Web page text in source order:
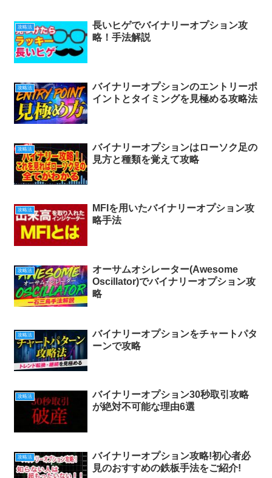
攻略法
長いヒゲでバイナリーオプション攻
略！手法解説
攻略法
バイナリーオプションのエントリーポ
イントとタイミングを見極める攻略法
攻略法
バイナリーオプションはローソク足の
見方と種類を覚えて攻略
攻略法
MFIを用いたバイナリーオプション攻
略手法
攻略法
オーサムオシレーター(Awesome
Oscillator)でバイナリーオプション攻
略
攻略法
バイナリーオプションをチャートパタ
ーンで攻略
攻略法
バイナリーオプション30秒取引攻略
が絶対不可能な理由6選
攻略法
バイナリーオプション攻略!初心者必
見のおすすめの鉄板手法をご紹介!